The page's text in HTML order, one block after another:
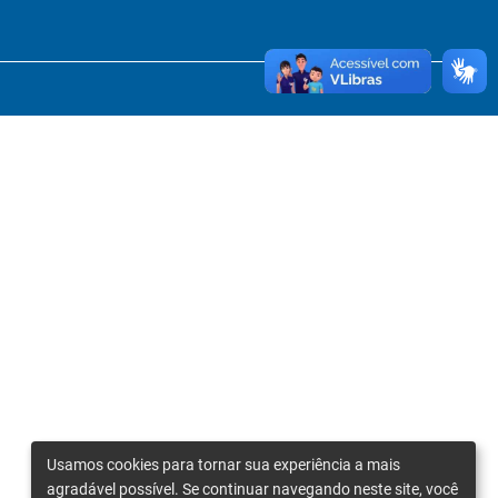
Usamos cookies para tornar sua experiência a mais
agradável possível. Se continuar navegando neste site, você